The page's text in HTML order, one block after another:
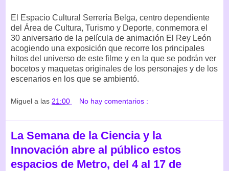
El Espacio Cultural Serrería Belga, centro dependiente
del Área de Cultura, Turismo y Deporte, conmemora el
30 aniversario de la película de animación El Rey León
acogiendo una exposición que recorre los principales
hitos del universo de este filme y en la que se podrán ver
bocetos y maquetas originales de los personajes y de los
escenarios en los que se ambientó.
Miguel a las 21:00 No hay comentarios :
La Semana de la Ciencia y la
Innovación abre al público estos
espacios de Metro, del 4 al 17 de